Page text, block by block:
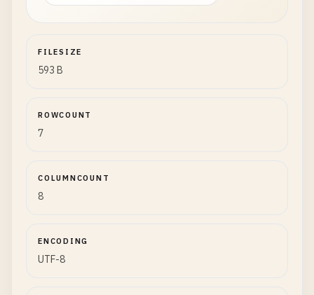
FILESIZE
593 B
ROWCOUNT
7
COLUMNCOUNT
8
ENCODING
UTF-8